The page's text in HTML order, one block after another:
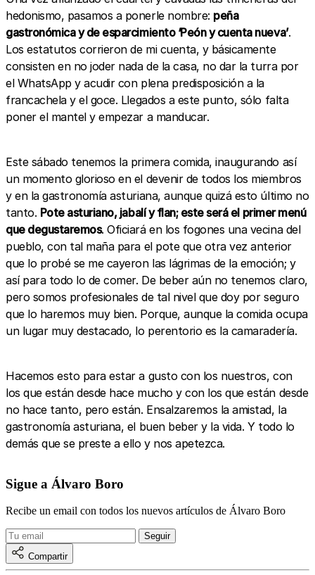
hedonismo, pasamos a ponerle nombre: peña
gastronómica y de esparcimiento ‘Peón y cuenta nueva’.
Los estatutos corrieron de mi cuenta, y básicamente
consisten en no joder nada de la casa, no dar la turra por
el WhatsApp y acudir con plena predisposición a la
francachela y el goce. Llegados a este punto, sólo falta
poner el mantel y empezar a manducar.
Este sábado tenemos la primera comida, inaugurando así
un momento glorioso en el devenir de todos los miembros
y en la gastronomía asturiana, aunque quizá esto último no
tanto. Pote asturiano, jabalí y flan; este será el primer menú
que degustaremos. Oficiará en los fogones una vecina del
pueblo, con tal maña para el pote que otra vez anterior
que lo probé se me cayeron las lágrimas de la emoción; y
así para todo lo de comer. De beber aún no tenemos claro,
pero somos profesionales de tal nivel que doy por seguro
que lo haremos muy bien. Porque, aunque la comida ocupa
un lugar muy destacado, lo perentorio es la camaradería.
Hacemos esto para estar a gusto con los nuestros, con
los que están desde hace mucho y con los que están desde
no hace tanto, pero están. Ensalzaremos la amistad, la
gastronomía asturiana, el buen beber y la vida. Y todo lo
demás que se preste a ello y nos apetezca.
Sigue a Álvaro Boro
Recibe un email con todos los nuevos artículos de Álvaro Boro
Compartir